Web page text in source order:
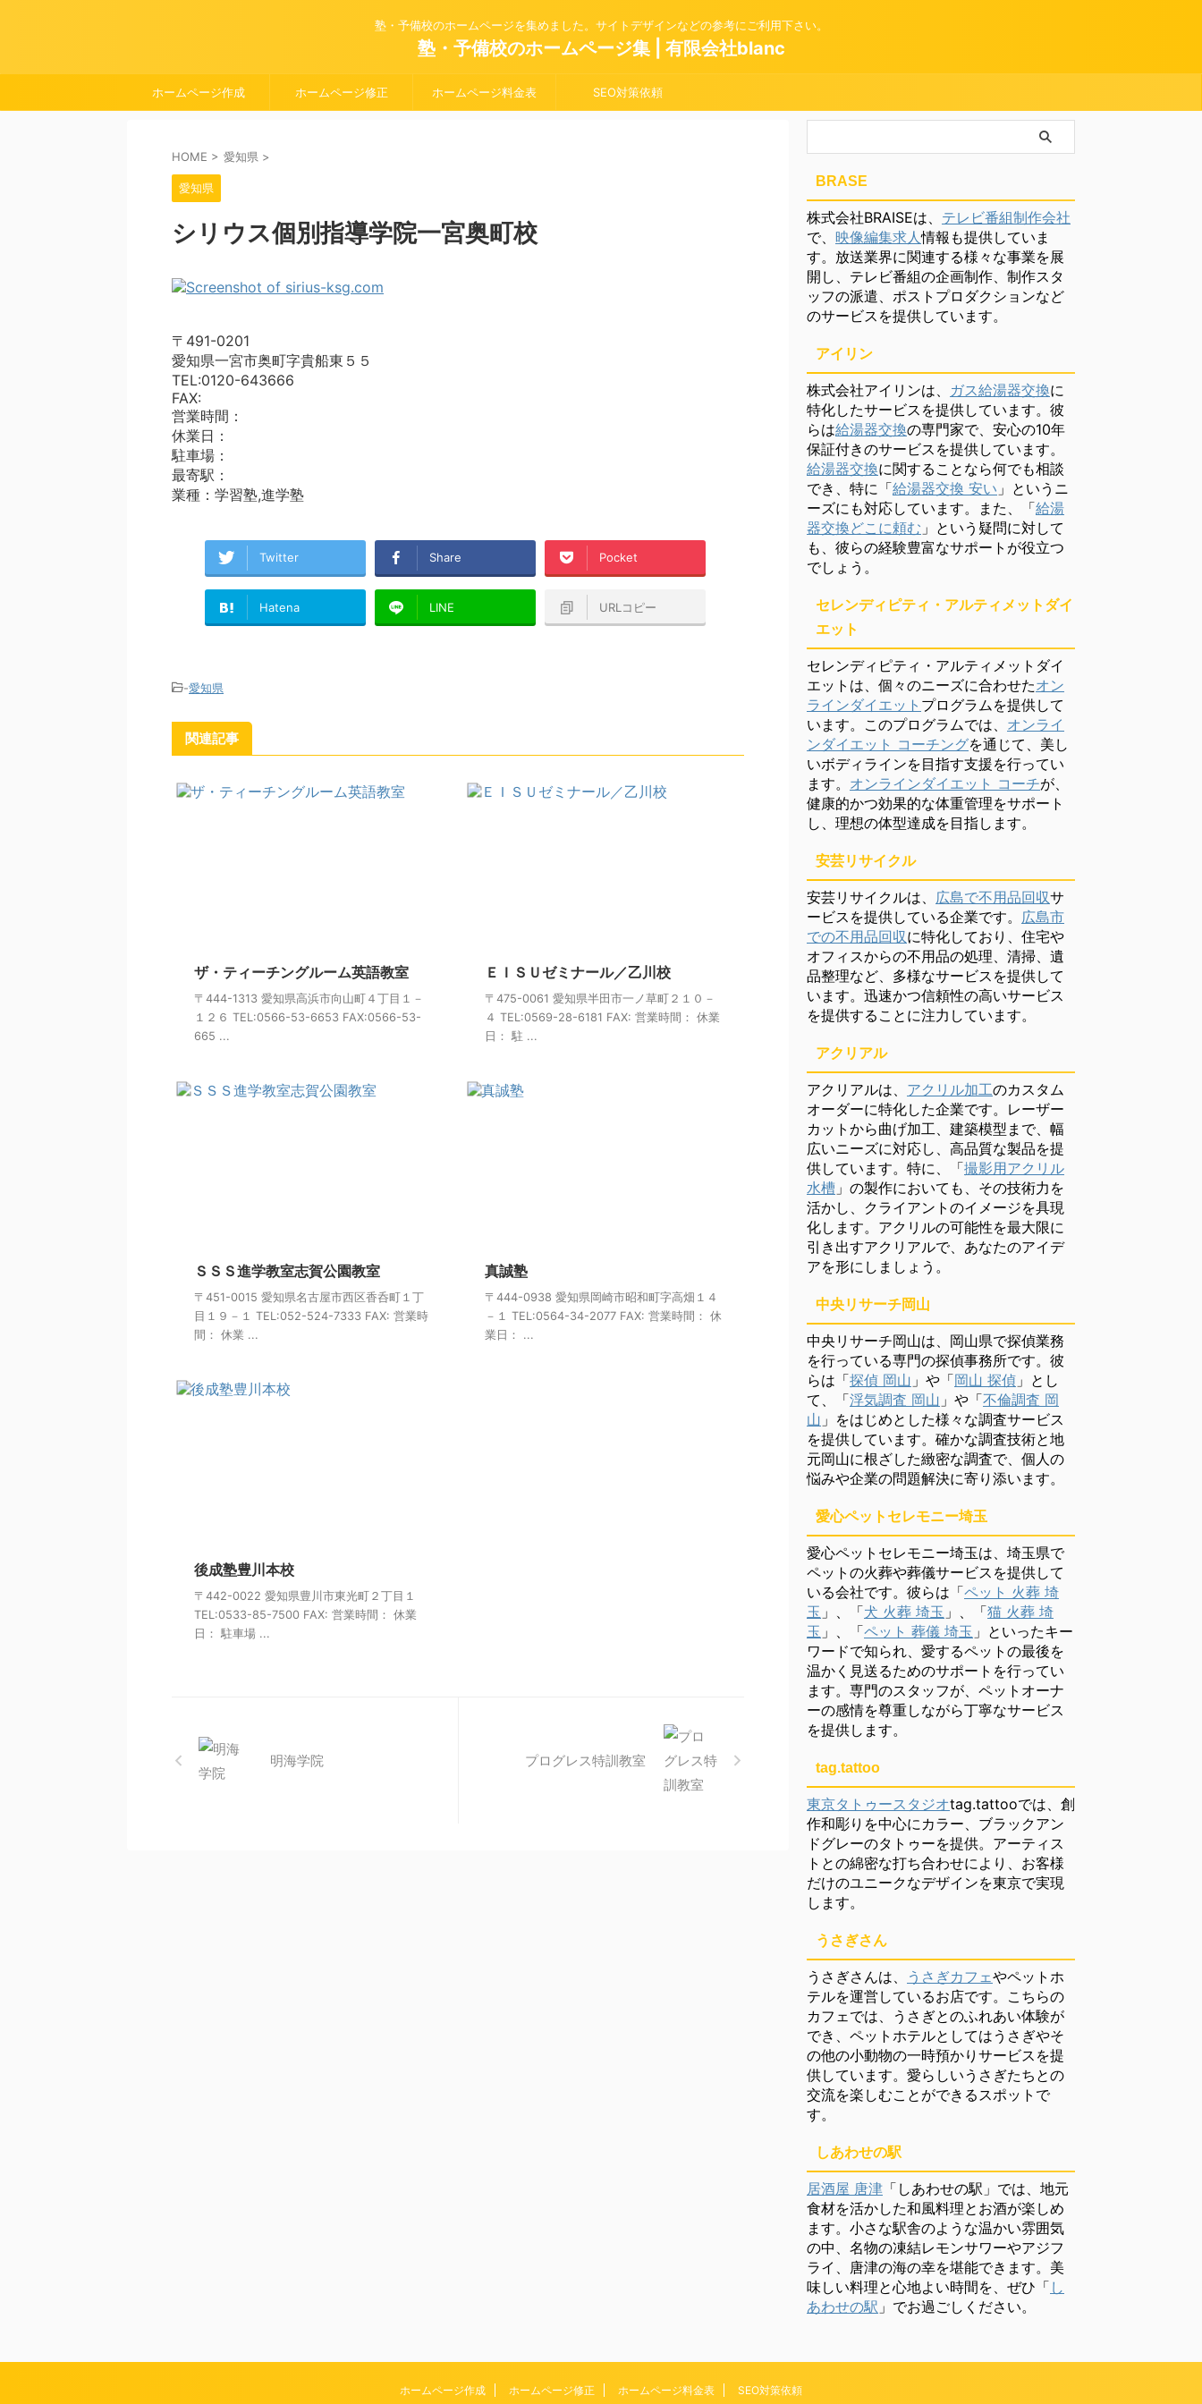
塾・予備校のホームページを集めました。サイトデザインなどの参考にご利用下さい。
塾・予備校のホームページ集 | 有限会社blanc
ホームページ作成 ホームページ修正 ホームページ料金表 SEO対策依頼
HOME > 愛知県 >
愛知県
シリウス個別指導学院一宮奥町校
〒491-0201
愛知県一宮市奥町字貴船東５５
TEL:0120-643666
FAX:
営業時間：
休業日：
駐車場：
最寄駅：
業種：学習塾,進学塾
Twitter Share Pocket
Hatena LINE URLコピー
-愛知県
関連記事
ザ・ティーチングルーム英語教室
〒444-1313 愛知県高浜市向山町４丁目１－
１２６ TEL:0566-53-6653 FAX:0566-53-
665 ...
ＥＩＳＵゼミナール／乙川校
〒475-0061 愛知県半田市一ノ草町２１０－
４ TEL:0569-28-6181 FAX: 営業時間： 休業
日： 駐 ...
ＳＳＳ進学教室志賀公園教室
〒451-0015 愛知県名古屋市西区香呑町１丁
目１９－１ TEL:052-524-7333 FAX: 営業時
間： 休業 ...
真誠塾
〒444-0938 愛知県岡崎市昭和町字高畑１４
－１ TEL:0564-34-2077 FAX: 営業時間： 休
業日： ...
後成塾豊川本校
〒442-0022 愛知県豊川市東光町２丁目１
TEL:0533-85-7500 FAX: 営業時間： 休業
日： 駐車場 ...
明海学院 プログレス特訓教室
BRASE
株式会社BRAISEは、 テレビ番組制作会社
で、 映像編集求人情報も提供していま
す。放送業界に関連する様々な事業を展
開し、テレビ番組の企画制作、制作スタ
ッフの派遣、ポストプロダクションなど
のサービスを提供しています。
アイリン
株式会社アイリンは、 ガス給湯器交換に
特化したサービスを提供しています。彼
らは給湯器交換の専門家で、安心の10年
保証付きのサービスを提供しています。
給湯器交換に関することなら何でも相談
でき、特に「給湯器交換 安い 」というニ
ーズにも対応しています。また、「給湯
器交換どこに頼む 」という疑問に対して
も、彼らの経験豊富なサポートが役立つ
でしょう。
セレンディピティ・アルティメットダイ
エット
セレンディピティ・アルティメットダイ
エットは、個々のニーズに合わせたオン
ラインダイエット プログラムを提供して
います。このプログラムでは、 オンライ
ンダイエット コーチングを通じて、美し
いボディラインを目指す支援を行ってい
ます。 オンラインダイエット コーチが、
健康的かつ効果的な体重管理をサポート
し、理想の体型達成を目指します。
安芸リサイクル
安芸リサイクルは、 広島で不用品回収サ
ービスを提供している企業です。 広島市
での不用品回収に特化しており、住宅や
オフィスからの不用品の処理、清掃、遺
品整理など、多様なサービスを提供して
います。迅速かつ信頼性の高いサービス
を提供することに注力しています。
アクリアル
アクリアルは、 アクリル加工のカスタム
オーダーに特化した企業です。レーザー
カットから曲げ加工、建築模型まで、幅
広いニーズに対応し、高品質な製品を提
供しています。特に、「撮影用アクリル
水槽 」の製作においても、その技術力を
活かし、クライアントのイメージを具現
化します。アクリルの可能性を最大限に
引き出すアクリアルで、あなたのアイデ
アを形にしましょう。
中央リサーチ岡山
中央リサーチ岡山は、岡山県で探偵業務
を行っている専門の探偵事務所です。彼
らは「探偵 岡山 」や「岡山 探偵 」とし
て、「浮気調査 岡山 」や「不倫調査 岡
山 」をはじめとした様々な調査サービス
を提供しています。確かな調査技術と地
元岡山に根ざした緻密な調査で、個人の
悩みや企業の問題解決に寄り添います。
愛心ペットセレモニー埼玉
愛心ペットセレモニー埼玉は、埼玉県で
ペットの火葬や葬儀サービスを提供して
いる会社です。彼らは「ペット 火葬 埼
玉 」、「犬 火葬 埼玉 」、「猫 火葬 埼
玉 」、「ペット 葬儀 埼玉 」といったキー
ワードで知られ、愛するペットの最後を
温かく見送るためのサポートを行ってい
ます。専門のスタッフが、ペットオーナ
ーの感情を尊重しながら丁寧なサービス
を提供します。
tag.tattoo
東京タトゥースタジオtag.tattooでは、創
作和彫りを中心にカラー、ブラックアン
ドグレーのタトゥーを提供。アーティス
トとの綿密な打ち合わせにより、お客様
だけのユニークなデザインを東京で実現
します。
うさぎさん
うさぎさんは、 うさぎカフェやペットホ
テルを運営しているお店です。こちらの
カフェでは、うさぎとのふれあい体験が
でき、ペットホテルとしてはうさぎやそ
の他の小動物の一時預かりサービスを提
供しています。愛らしいうさぎたちとの
交流を楽しむことができるスポットで
す。
しあわせの駅
居酒屋 唐津 「しあわせの駅」では、地元
食材を活かした和風料理とお酒が楽しめ
ます。小さな駅舎のような温かい雰囲気
の中、名物の凍結レモンサワーやアジフ
ライ、唐津の海の幸を堪能できます。美
味しい料理と心地よい時間を、ぜひ「 し
あわせの駅 」でお過ごしください。
ホームページ作成 ホームページ修正 ホームページ料金表 SEO対策依頼